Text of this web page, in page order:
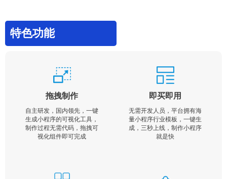
特色功能
拖拽制作
自主研发，国内领先，一键
生成小程序的可视化工具，
制作过程无需代码，拖拽可
视化组件即可完成
即买即用
无需开发人员，平台拥有海
量小程序行业模板，一键生
成，三秒上线，制作小程序
就是快